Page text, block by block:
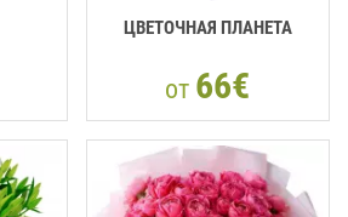
ЦВЕТОЧНАЯ ПЛАНЕТА
от 66€